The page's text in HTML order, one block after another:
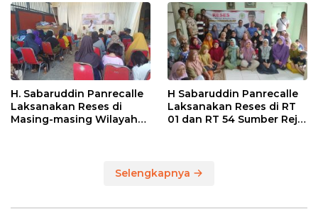
Sepinggan Raya
Balikpapan
Balikpapan
H. Sabaruddin Panrecalle
Laksanakan Reses di
Masing-masing Wilayah
H Sabaruddin Panrecalle
Laksanakan Reses di RT
01 dan RT 54 Sumber Rejo
Selengkapnya